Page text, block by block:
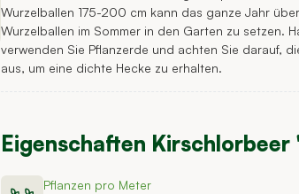
Wurzelballen 175-200 cm kann das ganze Jahr
Wurzelballen im Sommer in den Garten zu setzen.
verwenden Sie Pflanzerde und achten Sie darauf,
aus, um eine dichte Hecke zu erhalten.
Eigenschaften Kirschlorbeer
Pflanzen pro Meter